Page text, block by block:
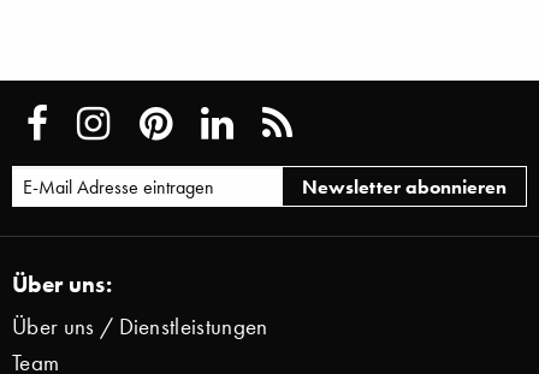
Über uns:
Über uns / Dienstleistungen
Team